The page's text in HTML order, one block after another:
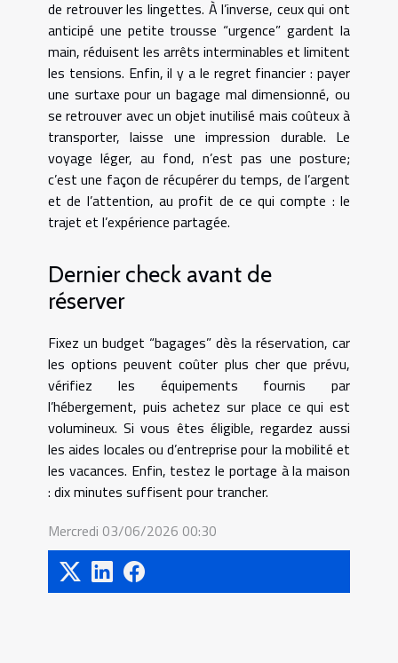
de retrouver les lingettes. À l’inverse, ceux qui ont
anticipé une petite trousse “urgence” gardent la
main, réduisent les arrêts interminables et limitent
les tensions. Enfin, il y a le regret financier : payer
une surtaxe pour un bagage mal dimensionné, ou
se retrouver avec un objet inutilisé mais coûteux à
transporter, laisse une impression durable. Le
voyage léger, au fond, n’est pas une posture;
c’est une façon de récupérer du temps, de l’argent
et de l’attention, au profit de ce qui compte : le
trajet et l’expérience partagée.
Dernier check avant de
réserver
Fixez un budget “bagages” dès la réservation, car
les options peuvent coûter plus cher que prévu,
vérifiez les équipements fournis par
l’hébergement, puis achetez sur place ce qui est
volumineux. Si vous êtes éligible, regardez aussi
les aides locales ou d’entreprise pour la mobilité et
les vacances. Enfin, testez le portage à la maison
: dix minutes suffisent pour trancher.
Mercredi 03/06/2026 00:30